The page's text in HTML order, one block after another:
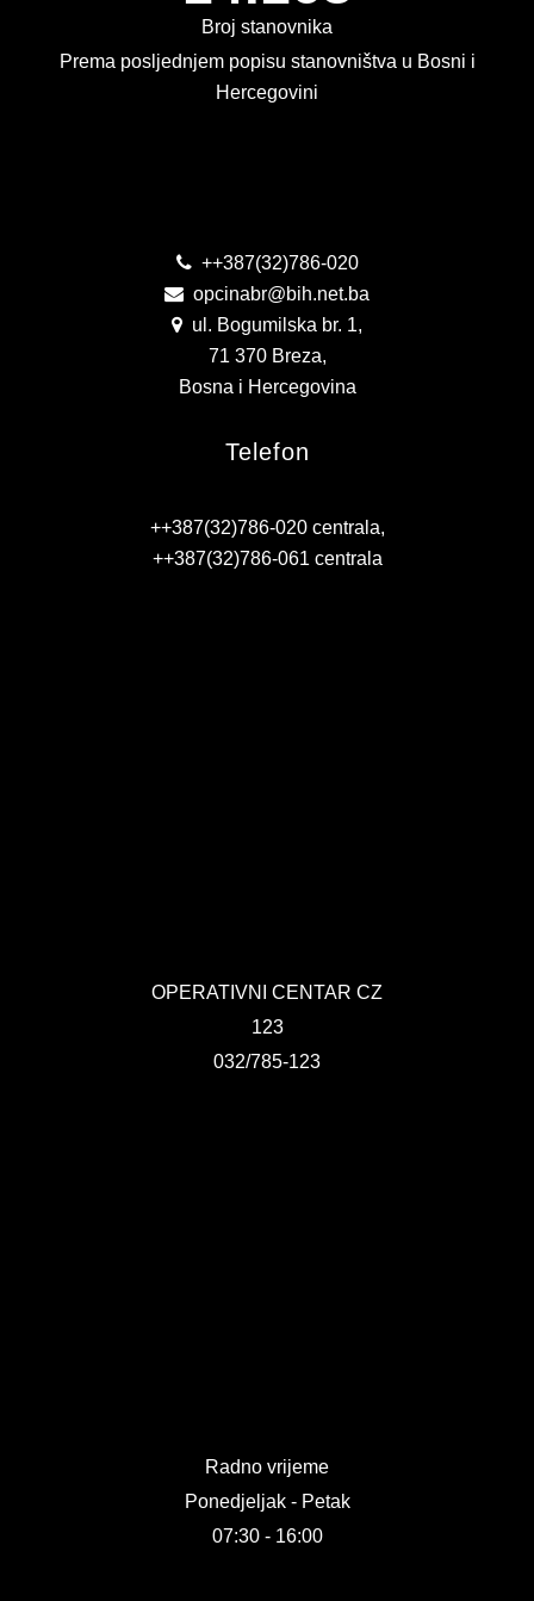
Broj stanovnika
Prema posljednjem popisu stanovništva u Bosni i
Hercegovini
++387(32)786-020
opcinabr@bih.net.ba
ul. Bogumilska br. 1,
71 370 Breza,
Bosna i Hercegovina
Telefon
++387(32)786-020 centrala,
++387(32)786-061 centrala
OPERATIVNI CENTAR CZ
123
032/785-123
Radno vrijeme
Ponedjeljak - Petak
07:30 - 16:00
VIZIJA 2050